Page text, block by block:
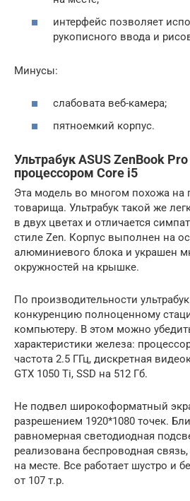
интерфейс позволяет
рукописного ввода и
Минусы:
слабовата веб-камера;
пятноемкий корпус.
Ультрабук ASUS ZenBook Pro
процессором Core i5
Эта модель во многом похожа на
товарища. Ультрабук такой же
в двух цветах и отличается
стиле Zen. Корпус выполнен на
алюминиевого блока и украшен
окружностей на крышке.
По производительности
конкуренцию полноценному
компьютеру. В этом можно
характеристики железа:
частота 2.5 ГГц, дискретная
GTX 1050 Ti, SSD на 512 Гб.
Не подвел широкоформатный
разрешением 1920*1080 точек.
равномерная светодиодная
реализована беспроводная
на месте. Все работает шустро и
от 107 т.р.